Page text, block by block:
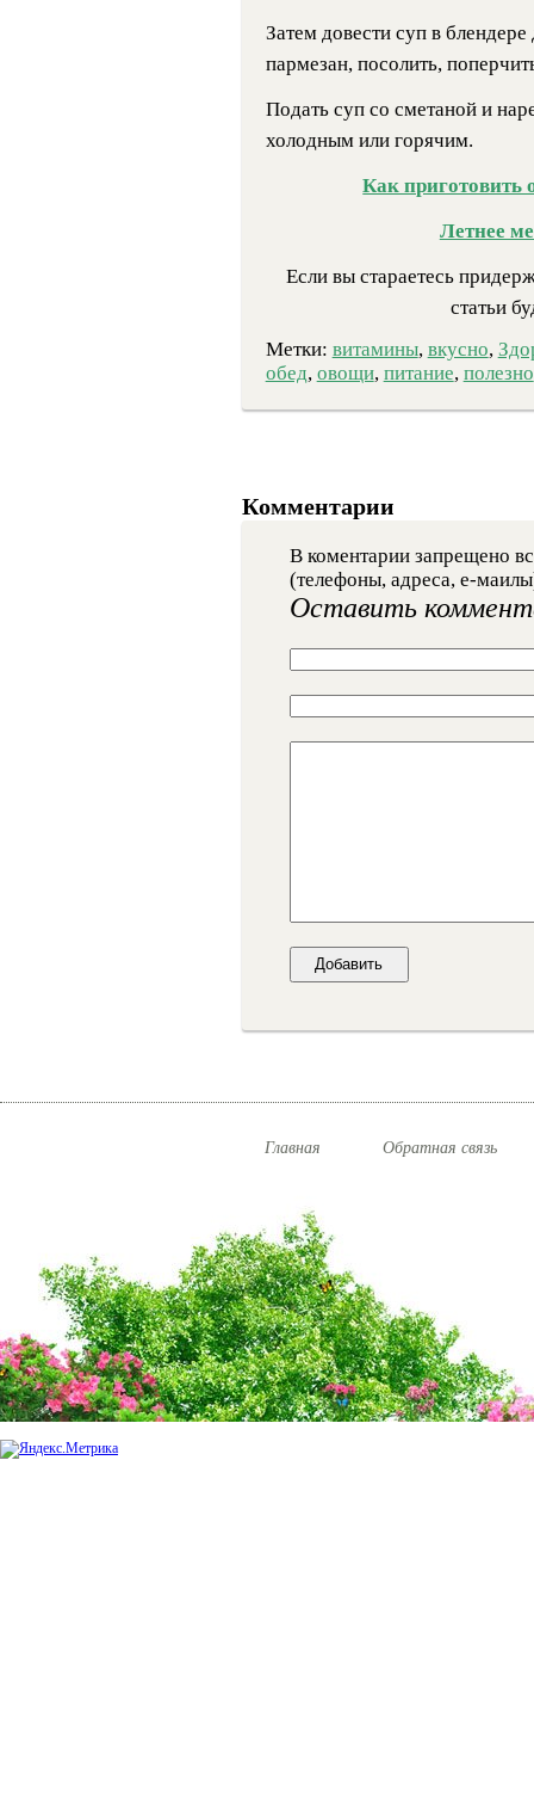
Затем довести суп в
пармезан, посолить,
Подать суп со сметаной и
холодным или горячим.
Как приготовить
Летнее
Если вы стараетесь
статьи
Метки: витамины, вкусно,
обед, овощи, питание, полезно
Комментарии
В коментарии запрещено
(телефоны, адреса, е-
Оставить
Главная Обратная связь